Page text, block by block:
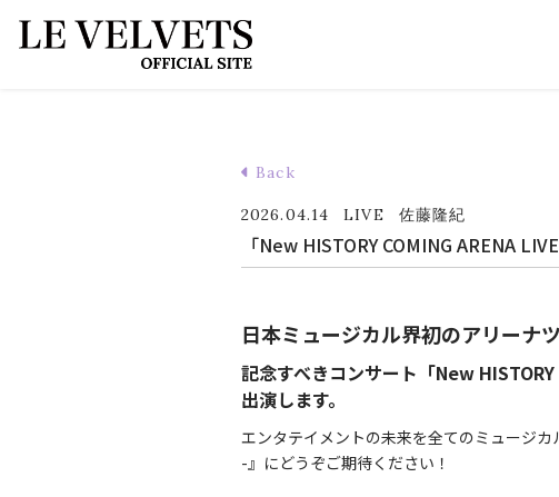
Back
2026.04.14 LIVE 佐藤隆紀
「New HISTORY COMING ARENA
日本ミュージカル界初のアリーナ
記念すべきコンサート「New
出演します。
エンタテイメントの未来を全てのミュージ
-』にどうぞご期待ください！